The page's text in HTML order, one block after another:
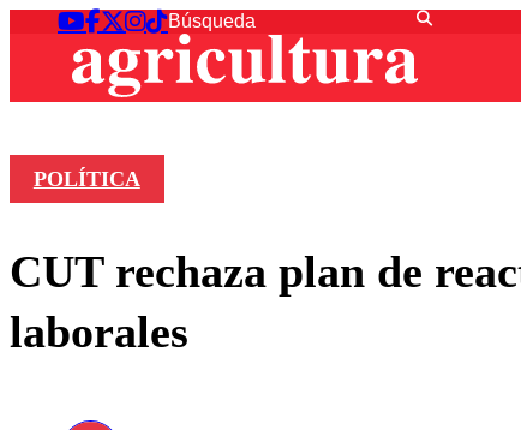
POLÍTICA
CUT rechaza plan de
laborales